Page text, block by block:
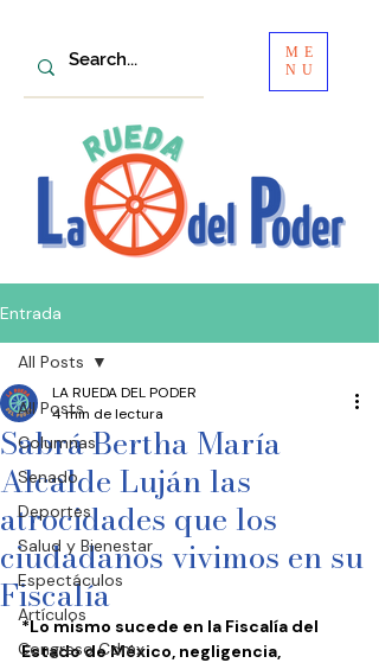
ME
NU
Entrada
All Posts
Columnas
Senado
Deportes
Salud y Bienestar
Espectáculos
Artículos
Congreso Cdmx
All Posts
Sabrá Bertha María
Alcalde Luján las
atrocidades que los
ciudadanos vivimos en su
Fiscalía
LA RUEDA DEL PODER
4 min de lectura
*Lo mismo sucede en la Fiscalía del
Estado de México, negligencia,